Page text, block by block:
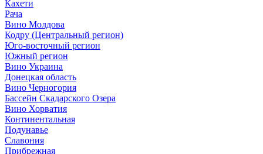
Кахети
Рача
Вино Молдова
Кодру (Центральный регион)
Юго-восточный регион
Южный регион
Вино Украина
Донецкая область
Вино Черногория
Бассейн Скадарского Озера
Вино Хорватия
Континентальная
Подунавье
Славония
Прибрежная